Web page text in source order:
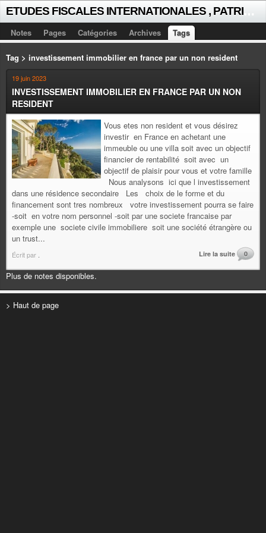
Notes Pages Catégories Archives Tags
Tag > investissement immobilier en france par un non resident
19 juin 2023
INVESTISSEMENT IMMOBILIER EN FRANCE PAR UN NON
RESIDENT
Vous etes non resident et vous désirez
investir en France en achetant une
immeuble ou une villa soit avec un objectif
financier de rentabilité soit avec un
objectif de plaisir pour vous et votre famille
Nous analysons ici que l investissement
dans une résidence secondaire Les choix de le forme et du
financement sont tres nombreux votre investissement pourra se faire
-soit en votre nom personnel -soit par une societe francaise par
exemple une societe civile immobiliere soit une société étrangère ou
un trust...
Écrit par Lire la suite 0
Plus de notes disponibles.
> Haut de page